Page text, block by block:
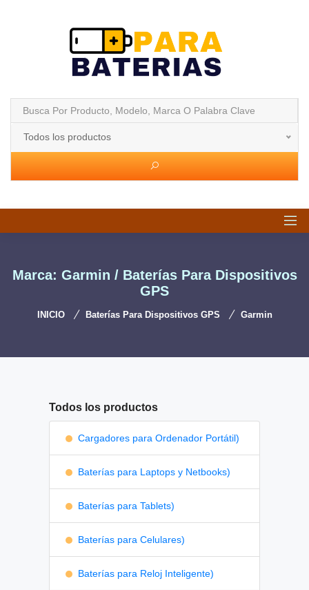
Todos los productos
Marca: Garmin / Baterías Para Dispositivos
GPS
INICIO Baterías Para Dispositivos GPS Garmin
Todos los productos
Cargadores para Ordenador Portátil)
Baterías para Laptops y Netbooks)
Baterías para Tablets)
Baterías para Celulares)
Baterías para Reloj Inteligente)